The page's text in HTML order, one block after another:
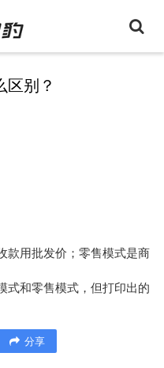
别？
款用批发价；零售模式是商
式和零售模式，但打印出的
分享